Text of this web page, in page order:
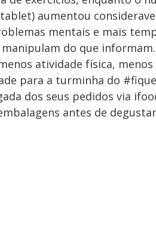
aumentou
mentais e mais
do que
atividade física, menos
para a turminha do
dos seus pedidos via
antes de